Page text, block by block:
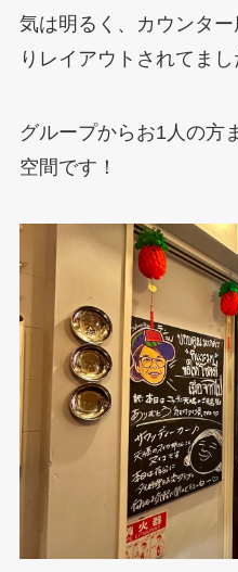
気は明るく、カウンタ
りレイアウトされてまし
グループからお1人の方
空間です！